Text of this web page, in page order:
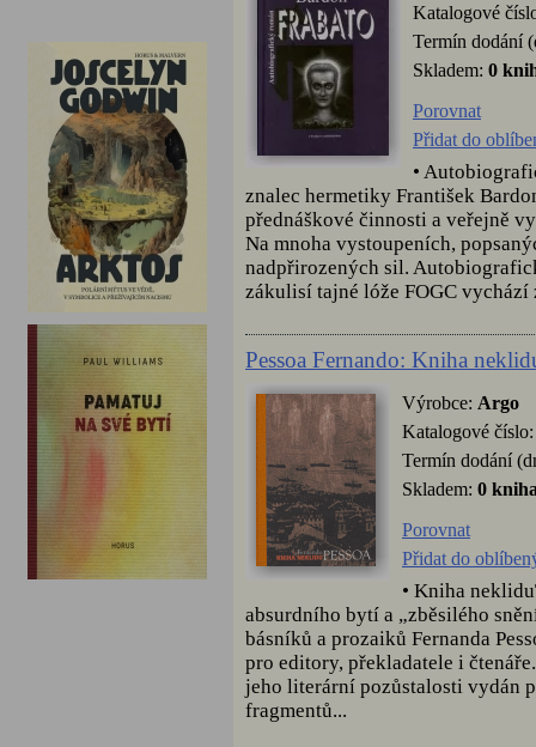
Katalogové
Termín dodání
Skladem: 0
Porovnat
Přidat do
•
znalec hermetiky František
přednáškové činnosti a veřejně
Na mnoha vystoupeních,
nadpřirozených sil.
zákulisí tajné lóže FOGC vychází
Pessoa Fernando: Kniha
Výrobce: Argo
Katalogové
Termín dodání
Skladem: 0
Porovnat
Přidat do
• Kniha
absurdního bytí a „zběsilého
básníků a prozaiků Fernanda
pro editory, překladatele i
jeho literární pozůstalosti vydán
fragmentů...